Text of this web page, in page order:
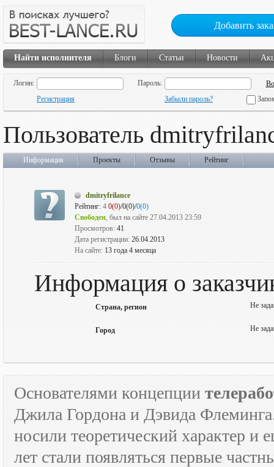
Добавить
Найти исполнителя Блоги Статьи Новости
Логин:
Пароль:
Регистрация
Забыли пароль?
Пользователь
Информация Проекты Отзывы Рейтинг
dmitryfrilance
Рейтинг: 4 0(0)/0(0)/0(0)
Свободен, был на сайте 27.04.2013 23:59
Просмотров: 41
Дата регистрации: 26.04.2013
На сайте: 13 года 4 месяца
Информация о
Страна, регион Не
Город Не
Основателями концепции
Джила Гордона и Дэвида
носили теоретический характер и
лет стали появляться первые